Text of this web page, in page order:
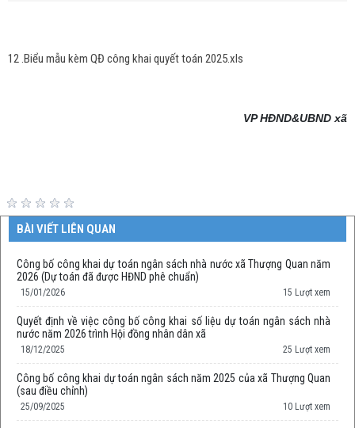
12 .Biểu mẫu kèm QĐ công khai quyết toán 2025.xls
VP HĐND&UBND xã
BÀI VIẾT LIÊN QUAN
Công bố công khai dự toán ngân sách nhà nước xã Thượng Quan năm
2026 (Dự toán đã được HĐND phê chuẩn)
15/01/2026 15 Lượt xem
Quyết định về việc công bố công khai số liệu dự toán ngân sách nhà
nước năm 2026 trình Hội đồng nhân dân xã
18/12/2025 25 Lượt xem
Công bố công khai dự toán ngân sách năm 2025 của xã Thượng Quan
(sau điều chỉnh)
25/09/2025 10 Lượt xem